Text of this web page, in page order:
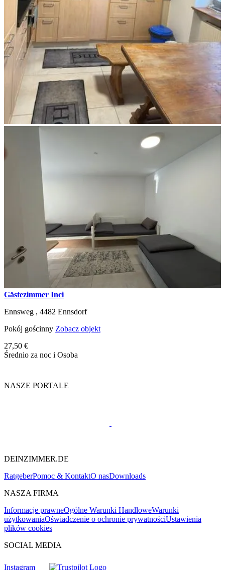
Gästezimmer Inci
Ennsweg , 4482 Ennsdorf
Pokój gościnny Zobacz objekt
27,50 €
Średnio za noc i Osoba
NASZE PORTALE
DEINZIMMER.DE
RatgeberPomoc & KontaktO nasDownloads
NASZA FIRMA
Informacje prawneOgólne Warunki HandloweWarunki
użytkowaniaOświadczenie o ochronie prywatnościUstawienia
plików cookies
SOCIAL MEDIA
Instagram